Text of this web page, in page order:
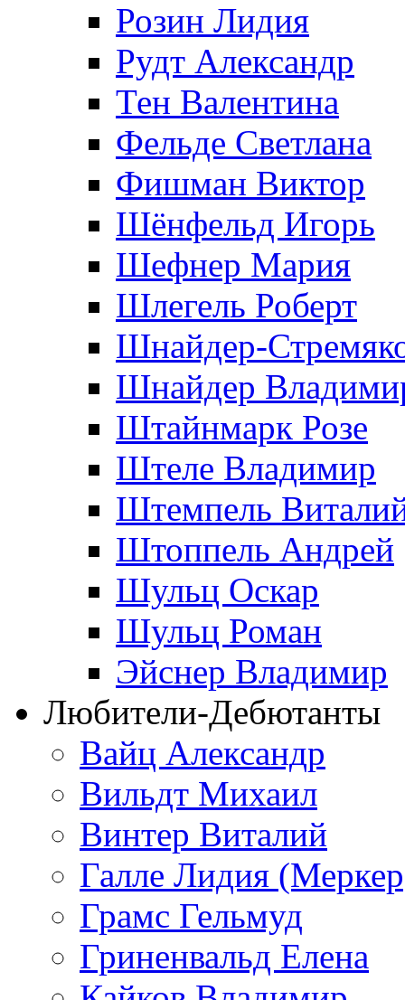
Розин Лидия
Рудт Александр
Тен Валентина
Фельде Светлана
Фишман Виктор
Шёнфельд Игорь
Шефнер Мария
Шлегель Роберт
Шнайдер-
Шнайдер
Штайнмарк Розe
Штеле Владимир
Штемпель
Штоппель Андрей
Шульц Оскар
Шульц Роман
Эйснер Владимир
Любители-Дебютанты
Вайц Александр
Вильдт Михаил
Винтер Виталий
Галле Лидия
Грамс Гельмуд
Гриненвальд Елена